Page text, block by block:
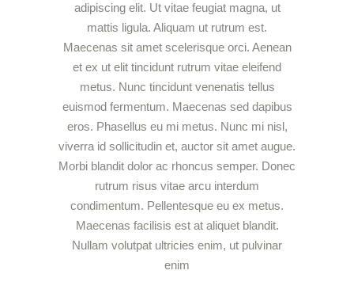
adipiscing elit. Ut vitae feugiat magna, ut
mattis ligula. Aliquam ut rutrum est.
Maecenas sit amet scelerisque orci. Aenean
et ex ut elit tincidunt rutrum vitae eleifend
metus. Nunc tincidunt venenatis tellus
euismod fermentum. Maecenas sed dapibus
eros. Phasellus eu mi metus. Nunc mi nisl,
viverra id sollicitudin et, auctor sit amet augue.
Morbi blandit dolor ac rhoncus semper. Donec
rutrum risus vitae arcu interdum
condimentum. Pellentesque eu ex metus.
Maecenas facilisis est at aliquet blandit.
Nullam volutpat ultricies enim, ut pulvinar
enim